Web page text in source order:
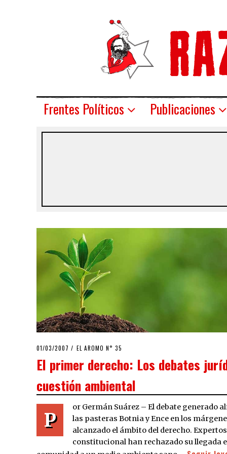
Frentes Políticos Publicaciones
POSTED
01/03/2007 23/03/2020
EL AROMO N° 35
El primer derecho: Los debates
cuestión ambiental
P
or Germán Suárez – El debate generado
las pasteras Botnia y Ence en los
alcanzado el ámbito del derecho.
constitucional han rechazado su llegada